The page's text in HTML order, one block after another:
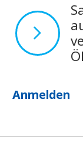
Anmelden